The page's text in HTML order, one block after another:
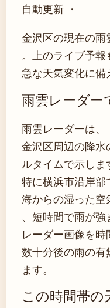
自動更新 ・
金沢区の現在の雨
。上のライブ予報
急な天気変化に備
雨雲レーダー
雨雲レーダーは、
金沢区周辺の降水
ルタイムで示しま
特に横浜市沿岸部
海からの湿った空
、短時間で雨が強
レーダー画像を時
数十分後の雨の有
ます。
この時間帯の